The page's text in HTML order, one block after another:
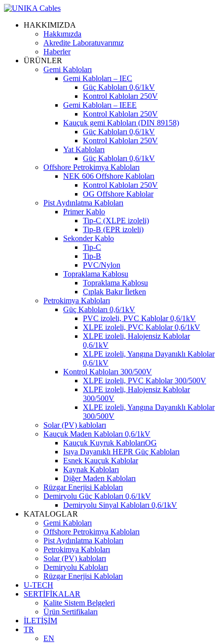
HAKKIMIZDA
Hakkımızda
Akredite Laboratuvarımız
Haberler
ÜRÜNLER
Gemi Kabloları
Gemi Kabloları – IEC
Güç Kabloları 0,6/1kV
Kontrol Kabloları 250V
Gemi Kabloları – IEEE
Kontrol Kabloları 250V
Kauçuk gemi Kabloları (DIN 89158)
Güç Kabloları 0,6/1kV
Kontrol Kabloları 250V
Yat Kabloları
Güç Kabloları 0,6/1kV
Offshore Petrokimya Kabloları
NEK 606 Offshore Kabloları
Kontrol Kabloları 250V
OG Offshore Kablolar
Pist Aydınlatma Kabloları
Primer Kablo
Tip-C (XLPE izoleli)
Tip-B (EPR izoleli)
Sekonder Kablo
Tip-C
Tip-B
PVC/Nylon
Topraklama Kablosu
Topraklama Kablosu
Çıplak Bakır İletken
Petrokimya Kabloları
Güç Kabloları 0,6/1kV
PVC izoleli, PVC Kablolar 0,6/1kV
XLPE izoleli, PVC Kablolar 0,6/1kV
XLPE izoleli, Halojensiz Kablolar
0,6/1kV
XLPE izoleli, Yangına Dayanıklı Kablolar
0,6/1kV
Kontrol Kabloları 300/500V
XLPE izoleli, PVC Kablolar 300/500V
XLPE izoleli, Halojensiz Kablolar
300/500V
XLPE izoleli, Yangına Dayanıklı Kablolar
300/500V
Solar (PV) kabloları
Kauçuk Maden Kabloları 0,6/1kV
Kauçuk Kuyruk KablolarıOG
Isıya Dayanıklı HEPR Güç Kabloları
Esnek Kauçuk Kablolar
Kaynak Kabloları
Diğer Maden Kabloları
Rüzgar Enerjisi Kabloları
Demiryolu Güç Kabloları 0,6/1kV
Demiryolu Sinyal Kabloları 0,6/1kV
KATALOGLAR
Gemi Kabloları
Offshore Petrokimya Kabloları
Pist Aydınlatma Kabloları
Petrokimya Kabloları
Solar (PV) kabloları
Demiryolu Kabloları
Rüzgar Enerjisi Kabloları
U-TECH
SERTİFİKALAR
Kalite Sistem Belgeleri
Ürün Sertifikaları
İLETİŞİM
TR
EN